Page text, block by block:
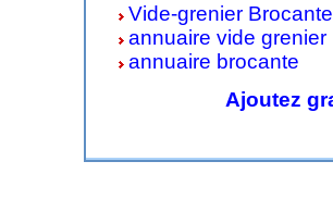
Vide-grenier Brocante
annuaire vide grenier
annuaire brocante
Ajoutez